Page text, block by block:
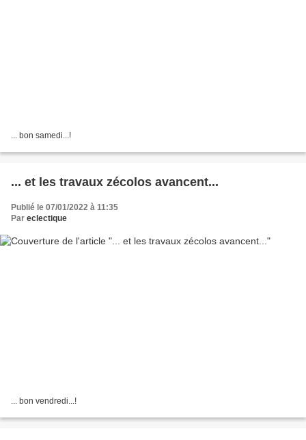
... bon samedi...!
... et les travaux zécolos avancent...
Publié le 07/01/2022 à 11:35
Par eclectique
... bon vendredi...!